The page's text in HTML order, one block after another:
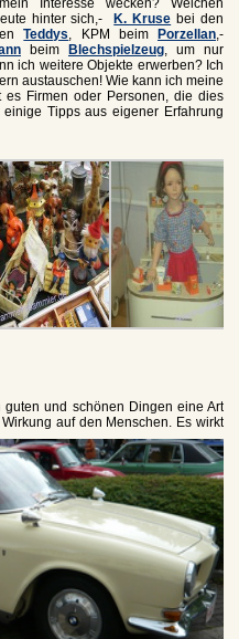
hinter sich,-K. Kruse bei den
Teddys , KPM beimPorzellan ,-
beim Blechspielzeug , um nur
ich weitere Objekte erwerben? Ich
austauschen! Wie kann ich meine
es Firmen oder Personen, die dies
Tipps aus eigener Erfahrung
und schönen Dingen eine Art
auf den Menschen. Es wirkt